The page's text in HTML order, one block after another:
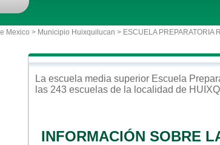
Mexico > Municipio Huixquilucan > ESCUELA PREPARATORIA
La escuela media superior Escuela
las 243 escuelas de la localidad de
INFORMACIÓN SOBRE